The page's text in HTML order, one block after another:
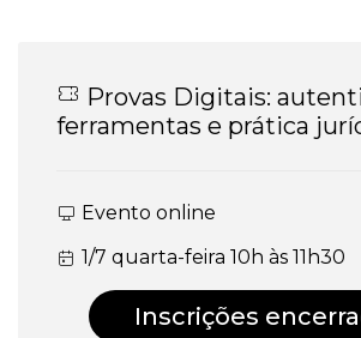
Provas Digitais:
ferramentas e prática
Evento online
1/7 quarta-feira 10h às 11h30
Inscrições